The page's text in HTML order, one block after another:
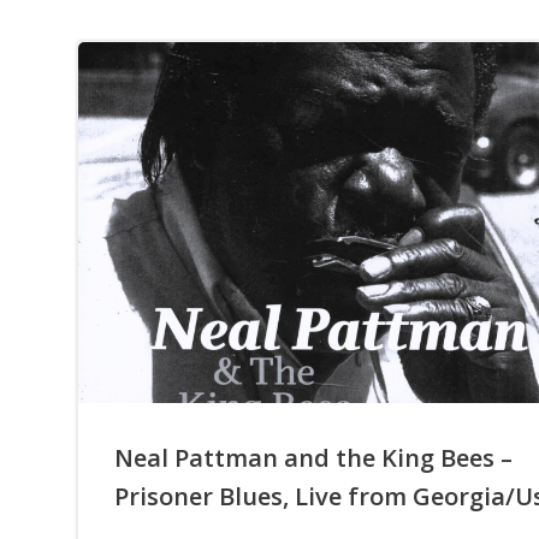
Neal Pattman and the King Bees –
Prisoner Blues, Live from Georgia/